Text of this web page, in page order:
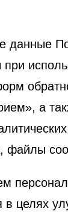
данные
а
файлы
в целях